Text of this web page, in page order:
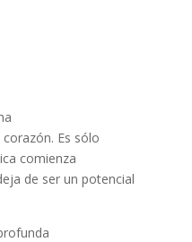
Es sólo
comienza
de ser un potencial